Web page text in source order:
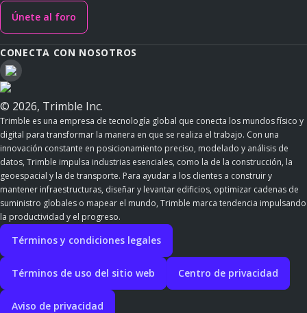
Únete al foro
CONECTA CON NOSOTROS
© 2026, Trimble Inc.
Trimble es una empresa de tecnología global que conecta los mundos físico y
digital para transformar la manera en que se realiza el trabajo. Con una
innovación constante en posicionamiento preciso, modelado y análisis de
datos, Trimble impulsa industrias esenciales, como la de la construcción, la
geoespacial y la de transporte. Para ayudar a los clientes a construir y
mantener infraestructuras, diseñar y levantar edificios, optimizar cadenas de
suministro globales o mapear el mundo, Trimble marca tendencia impulsando
la productividad y el progreso.
Términos y condiciones legales
Términos de uso del sitio web Centro de privacidad
Aviso de privacidad